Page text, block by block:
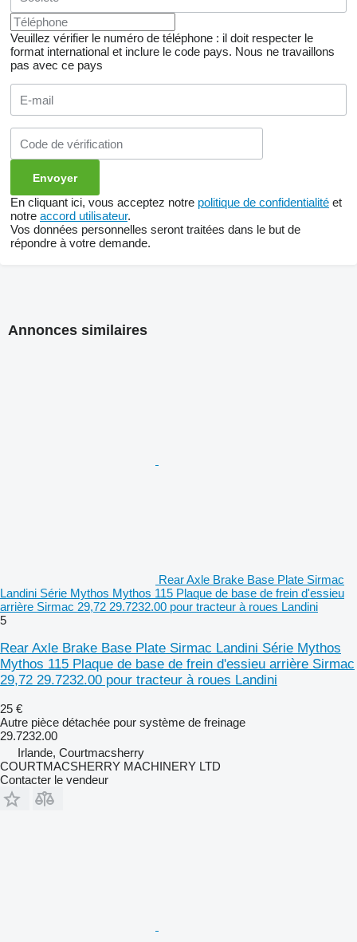
Veuillez vérifier le numéro de téléphone : il doit respecter le
format international et inclure le code pays. Nous ne travaillons
pas avec ce pays
En cliquant ici, vous acceptez notre politique de confidentialité et
notre accord utilisateur.
Vos données personnelles seront traitées dans le but de
répondre à votre demande.
Annonces similaires
Rear Axle Brake Base Plate Sirmac
Landini Série Mythos Mythos 115 Plaque de base de frein d'essieu
arrière Sirmac 29,72 29.7232.00 pour tracteur à roues Landini
5
Rear Axle Brake Base Plate Sirmac Landini Série Mythos
Mythos 115 Plaque de base de frein d'essieu arrière Sirmac
29,72 29.7232.00 pour tracteur à roues Landini
25 €
Autre pièce détachée pour système de freinage
29.7232.00
Irlande, Courtmacsherry
COURTMACSHERRY MACHINERY LTD
Contacter le vendeur